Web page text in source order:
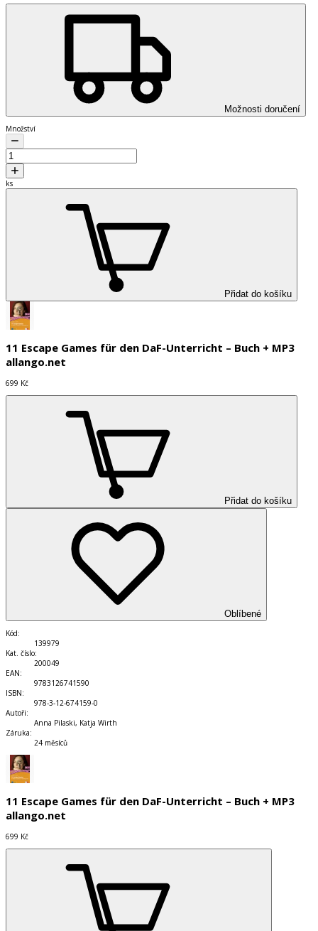
Možnosti doručení
Množství
ks
Přidat do košíku
11 Escape Games für den DaF-Unterricht – Buch + MP3
allango.net
699 Kč
Přidat do košíku
Oblíbené
Kód:
139979
Kat. číslo:
200049
EAN:
9783126741590
ISBN:
978-3-12-674159-0
Autoři:
Anna Pilaski, Katja Wirth
Záruka:
24 měsíců
11 Escape Games für den DaF-Unterricht – Buch + MP3
allango.net
699 Kč